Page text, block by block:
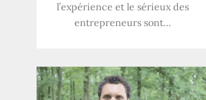
l’expérience et le sérieux des
entrepreneurs sont…